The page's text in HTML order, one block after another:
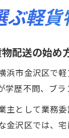
ぶ軽
配送の始め
浜市金沢区で
学歴不問、ブ
主として業務
金沢区では、